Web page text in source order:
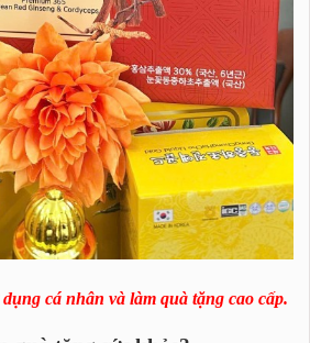
cá nhân và làm quà tặng cao cấp.